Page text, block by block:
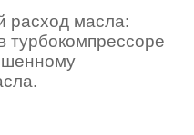
расход масла:
турбокомпрессоре